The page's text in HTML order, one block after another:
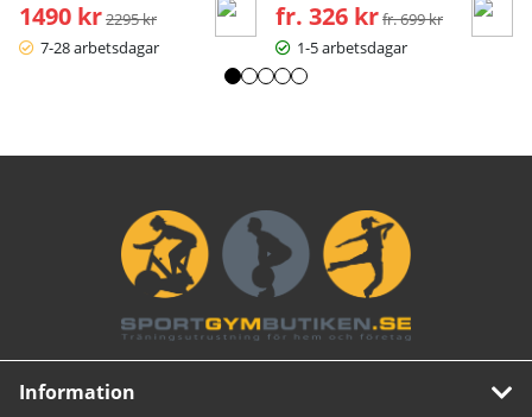
1490 kr Ordinarie pris:
2295 kr
7-28 arbetsdagar
fr. 326 kr Ordinarie pris:
fr. 699 kr
1-5 arbetsdagar
Information